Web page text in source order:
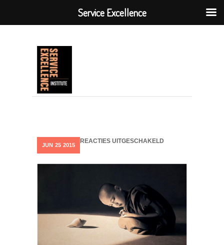
JUN 25 2015
REACTIES UITGESCHAKELD
Service Excellence